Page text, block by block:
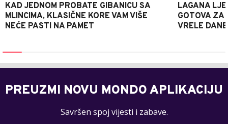
KAD JEDNOM PROBATE GIBANICU SA
MLINCIMA, KLASIČNE KORE VAM VIŠE
NEĆE PASTI NA PAMET
LAGANA
GOTOVA ZA
VRELE DANE
PREUZMI NOVU MONDO APLIKACIJU
Savršen spoj vijesti i zabave.